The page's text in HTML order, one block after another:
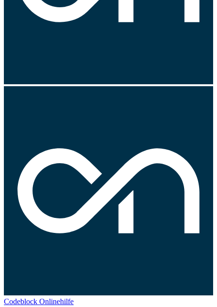
Codeblock Onlinehilfe